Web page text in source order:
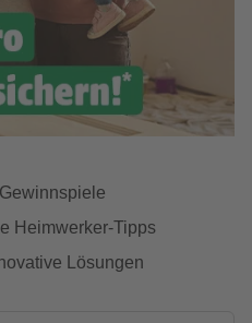
Heimwerker-Tipps
Lösungen